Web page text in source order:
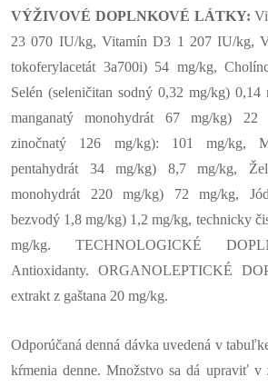
VÝŽIVOVÉ DOPLNKOVÉ LÁTKY:
23 070 IU/kg, Vitamín D3 1 207 IU/kg,
tokoferylacetát 3a700i) 54 mg/kg,
Selén (seleničitan sodný 0,32 mg/kg) 0,14
manganatý monohydrát 67 mg/kg)
zinočnatý 126 mg/kg): 101 mg/kg,
pentahydrát 34 mg/kg) 8,7 mg/kg,
monohydrát 220 mg/kg) 72 mg/kg,
bezvodý 1,8 mg/kg) 1,2 mg/kg, technicky
mg/kg. TECHNOLOGICKÉ
Antioxidanty. ORGANOLEPTICKÉ
extrakt z gaštana 20 mg/kg.
Odporúčaná denná dávka uvedená v
kŕmenia denne. Množstvo sa dá upraviť v